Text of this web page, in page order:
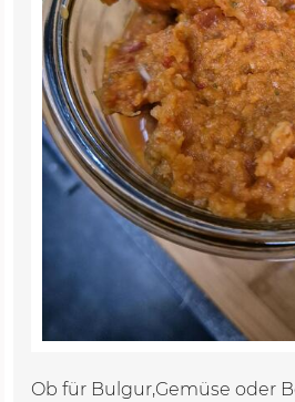
Ob für Bulgur,Gemüse oder